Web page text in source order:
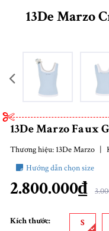
13De Marzo
13De Marzo Faux
Thương hiệu: 13De Marzo |
Hướng dẫn chọn size
2.800.000₫
Kích thước: S